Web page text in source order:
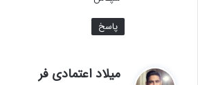
پاسخ
میلاد اعتمادی فر